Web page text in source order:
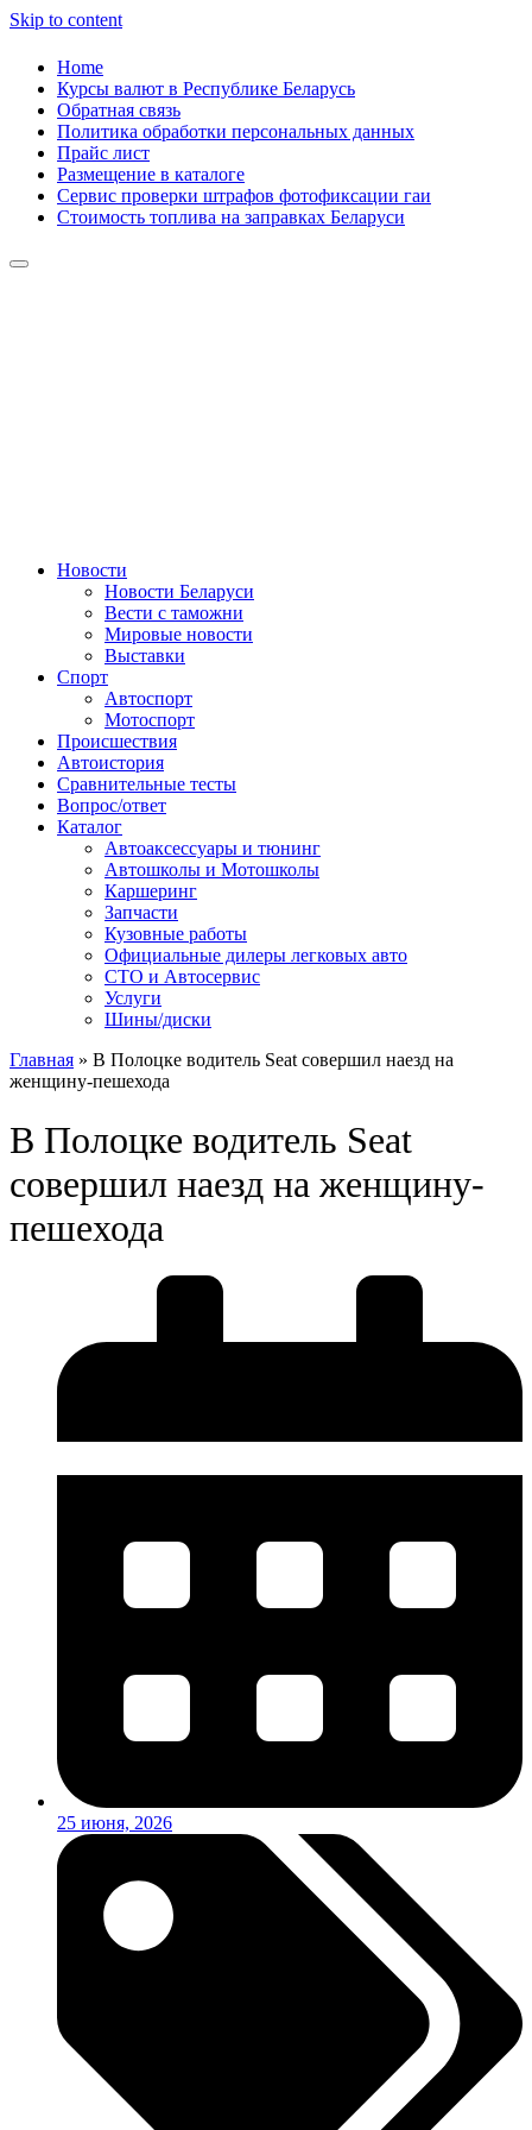
Skip to content
Home
Курсы валют в Республике Беларусь
Обратная связь
Политика обработки персональных данных
Прайс лист
Размещение в каталоге
Сервис проверки штрафов фотофиксации гаи
Стоимость топлива на заправках Беларуси
Сайт про автомобили
Новости
Новости Беларуси
Вести с таможни
Мировые новости
Выставки
Спорт
Автоспорт
Мотоспорт
Происшествия
Автоистория
Сравнительные тесты
Вопрос/ответ
Каталог
Автоакcессуары и тюнинг
Автошколы и Мотошколы
Каршеринг
Запчасти
Кузовные работы
Официальные дилеры легковых авто
СТО и Автосервис
Услуги
Шины/диски
Главная » В Полоцке водитель Seat совершил наезд на
женщину-пешехода
В Полоцке водитель Seat
совершил наезд на женщину-
пешехода
25 июня, 2026